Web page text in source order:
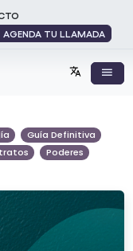
AGENDA TU LLAMADA
Guía Definitiva
Poderes